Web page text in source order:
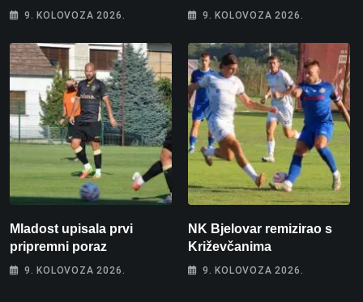
”show” na parkingu u
9. KOLOVOZA 2026.
Europskog juniorskog
9. KOLOVOZA 2026.
Mladost upisala prvi
pripremni poraz
9. KOLOVOZA 2026.
NK Bjelovar remizirao s
Križevčanima
9. KOLOVOZA 2026.